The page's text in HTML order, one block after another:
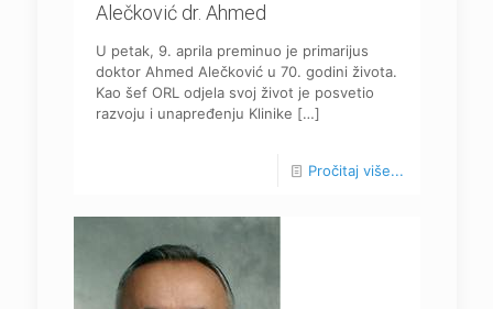
Alečković dr. Ahmed
U petak, 9. aprila preminuo je primarijus
doktor Ahmed Alečković u 70. godini života.
Kao šef ORL odjela svoj život je posvetio
razvoju i unapređenju Klinike […]
Pročitaj više...